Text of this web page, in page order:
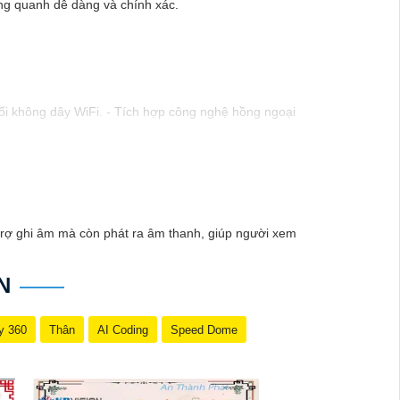
quanh dễ dàng và chính xác.
không dây WiFi. - Tích hợp công nghệ hồng ngoại
- Tầm quan sát hồng ngoại lên đến 20m. - Chống
ghi âm mà còn phát ra âm thanh, giúp người xem
360 Thân AI Coding Speed Dome